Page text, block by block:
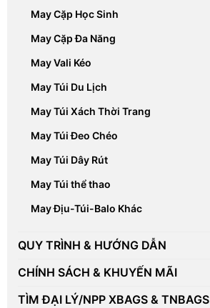
May Cặp Học Sinh
May Cặp Đa Năng
May Vali Kéo
May Túi Du Lịch
May Túi Xách Thời Trang
May Túi Đeo Chéo
May Túi Dây Rút
May Túi thể thao
May Địu-Túi-Balo Khác
QUY TRÌNH & HƯỚNG DẪN
CHÍNH SÁCH & KHUYẾN MÃI
TÌM ĐẠI LÝ/NPP XBAGS & TNBAGS